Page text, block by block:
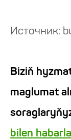
Источник:
Biziň
maglumat
bilen